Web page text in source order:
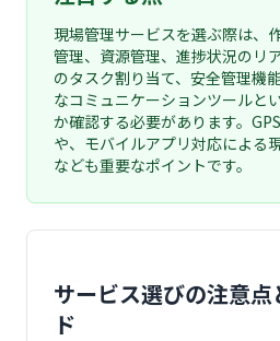
現場管理サービスを選ぶ際は、
管理、資源管理、進捗状況のリ
のタスク割り当て、安全管理機
なコミュニケーションツールと
か確認する必要があります。
や、モバイルアプリ対応による
なども重要なポイントです。
サービス選びの注意点
ド